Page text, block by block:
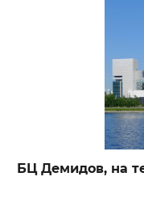
БЦ Демидов, на